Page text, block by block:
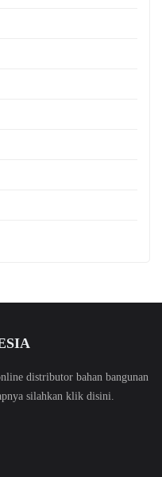
distributor bahan bangunan
silahkan klik disini